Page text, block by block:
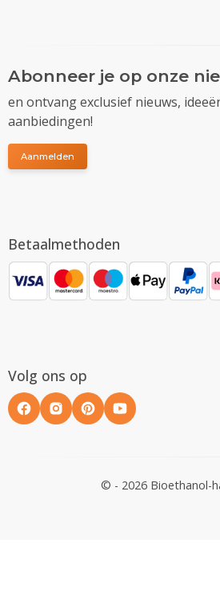
Abonneer je op onze
en ontvang exclusief nieuws,
aanbiedingen!
Aanmelden
Betaalmethoden
Volg ons op
© - 2026 Bioethanol-